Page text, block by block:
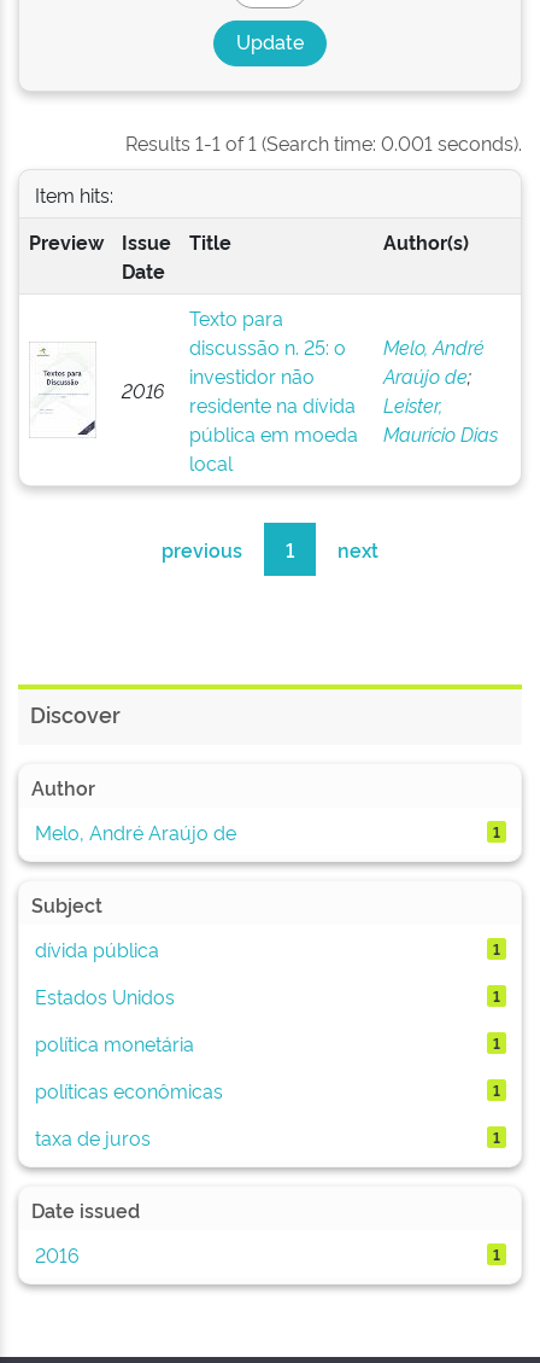
Results 1-1 of 1 (Search time: 0.001 seconds).
Item hits:
Preview
Issue
Date
Title Author(s)
2016
Texto para
discussão n. 25: o
investidor não
residente na dívida
pública em moeda
local
Melo, André
Araújo de;
Leister,
Maurício Dias
previous 1 next
Discover
Author
Melo, André Araújo de
1
Subject
dívida pública
1
Estados Unidos 1
política monetária 1
políticas econômicas 1
taxa de juros 1
Date issued
2016
1